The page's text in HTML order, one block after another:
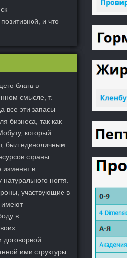
и что
блага в
смысле, т.
все эти запасы
бизнеса, так как
который
был единоличным
страны.
изменят в
ногтя.
участвующие в
имеют
в
договорной
ими структуры.